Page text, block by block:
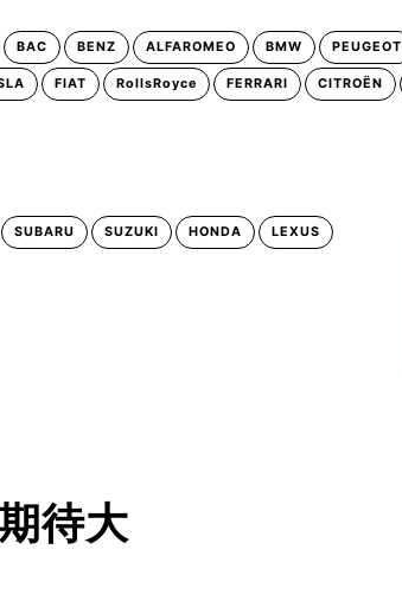
BAC BENZ ALFAROMEO BMW PEUGEOT
FIAT RollsRoyce FERRARI CITROËN
SUBARU SUZUKI HONDA LEXUS
待大